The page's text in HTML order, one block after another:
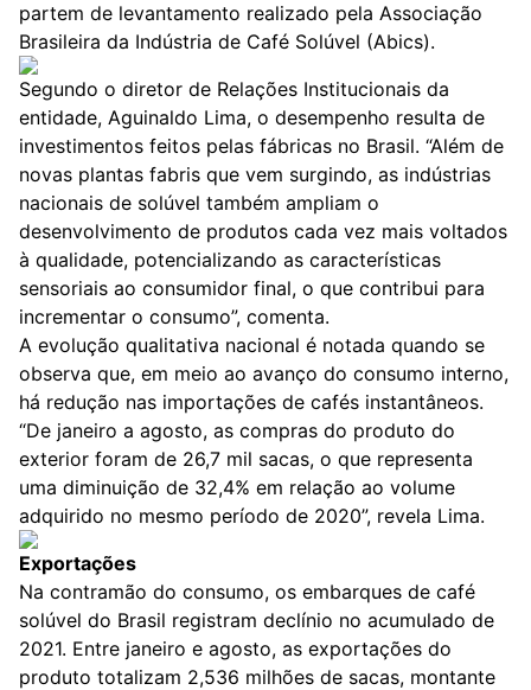
partem de levantamento realizado pela Associação
Brasileira da Indústria de Café Solúvel (Abics).
Segundo o diretor de Relações Institucionais da
entidade, Aguinaldo Lima, o desempenho resulta de
investimentos feitos pelas fábricas no Brasil. “Além de
novas plantas fabris que vem surgindo, as indústrias
nacionais de solúvel também ampliam o
desenvolvimento de produtos cada vez mais voltados
à qualidade, potencializando as características
sensoriais ao consumidor final, o que contribui para
incrementar o consumo”, comenta.
A evolução qualitativa nacional é notada quando se
observa que, em meio ao avanço do consumo interno,
há redução nas importações de cafés instantâneos.
“De janeiro a agosto, as compras do produto do
exterior foram de 26,7 mil sacas, o que representa
uma diminuição de 32,4% em relação ao volume
adquirido no mesmo período de 2020”, revela Lima.
Exportações
Na contramão do consumo, os embarques de café
solúvel do Brasil registram declínio no acumulado de
2021. Entre janeiro e agosto, as exportações do
produto totalizam 2,536 milhões de sacas, montante